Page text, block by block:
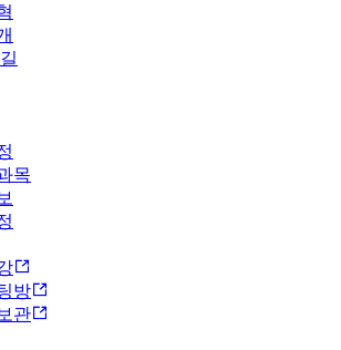
목
방
관